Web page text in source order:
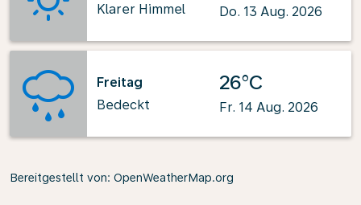
Klarer Himmel
Do. 13 Aug. 2026
Freitag
Bedeckt
26°C
Fr. 14 Aug. 2026
Bereitgestellt von: OpenWeatherMap.org